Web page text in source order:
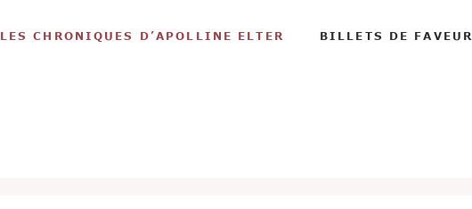
LES CHRONIQUES D’APOLLINE ELTER BILLETS DE FAVEUR